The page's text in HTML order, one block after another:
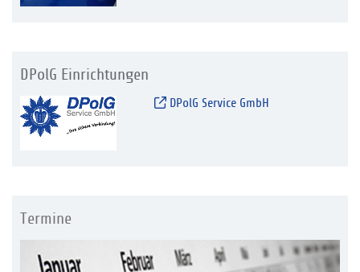
DPolG Einrichtungen
DPolG Service GmbH
Termine